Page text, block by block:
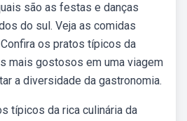
são as festas e danças
do sul. Veja as comidas
os pratos típicos da
mais gostosos em uma viagem
a diversidade da gastronomia.
típicos da rica culinária da